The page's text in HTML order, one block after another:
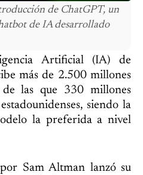
de ChatGPT, un
de IA desarrollado
Artificial (IA) de
más de 2.500 millones
de las que 330 millones
siendo la
la preferida a nivel
Sam Altman lanzó su